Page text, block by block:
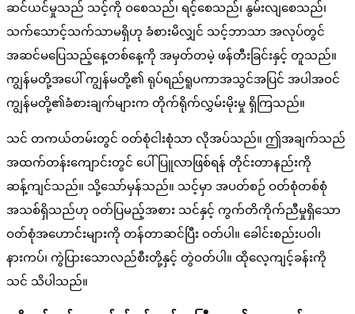
ဆင်ယင်မှုသည် သင့်ကို ဝစေသည်၊ ရင့်စေသည်၊ နွမ်းလျစေသည်၊
သက်သောင့်သက်သာမရှိဟု ခံစားမိလျှင် သင့်ဘာသာ အလုပ်တွင်
အဆင်မပြေသည့်နေ့တစ်နေ့ကို အမှတ်တမဲ့ ဖန်တီးခြင်းနှင့် တူသည်။
ကျွန်မတို့အပေါ် ကျွန်မတို့၏ ရုပ်ရည်ရူပကာအသွင်အပြင် အပါအဝင်
ကျွန်မတို့၏ခံစားချက်များက တိုက်ရိုက်လွှမ်းမိုးမှု ရှိကြသည်။
သင် တကယ်တမ်းတွင် ဝတ်စုံငါးစုံသာ လိုအပ်သည်။ ဤအချက်သည်
အထက်တန်းကျောင်းတွင် ပေါ်ပြူလာဖြစ်ရန် တိုင်းတာနည်းကို
ဆန့်ကျင်သည်။ သို့သော်မှန်သည်။ သင့်မှာ အပတ်စဉ် ဝတ်စုံတစ်စုံ
အသစ်ရှိသည်ဟု ဝတ်ပြမည့်အစား သင်နှင့် ကွက်တိကိုက်ညီမှုရှိသော
ဝတ်စုံအဟောင်းများကို တန်တာဆင်ပြီး ဝတ်ပါ။ ခေါင်းစည်းပဝါ၊
နားကပ်၊ ကွဲပြားသောလည်စီးတို့နှင့် တွဲဝတ်ပါ။ ထိုလေ့ကျင့်ခန်းကို
သင် သိပါသည်။